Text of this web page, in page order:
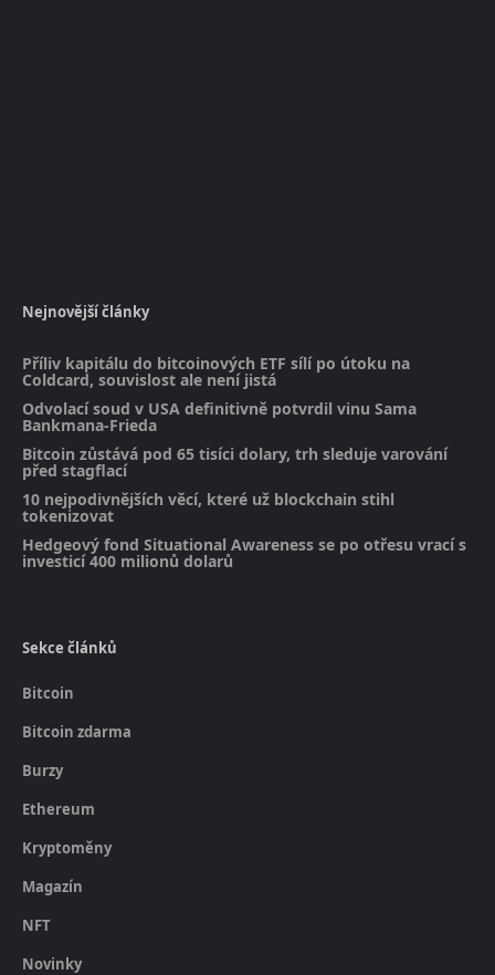
Nejnovější články
Příliv kapitálu do bitcoinových ETF sílí po útoku na
Coldcard, souvislost ale není jistá
Odvolací soud v USA definitivně potvrdil vinu Sama
Bankmana-Frieda
Bitcoin zůstává pod 65 tisíci dolary, trh sleduje varování
před stagflací
10 nejpodivnějších věcí, které už blockchain stihl
tokenizovat
Hedgeový fond Situational Awareness se po otřesu vrací s
investicí 400 milionů dolarů
Sekce článků
Bitcoin
Bitcoin zdarma
Burzy
Ethereum
Kryptoměny
Magazín
NFT
Novinky